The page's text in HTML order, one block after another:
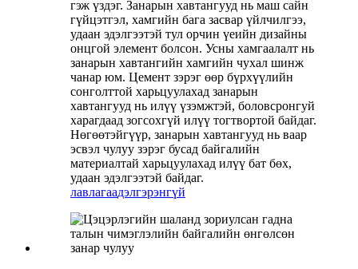
гэж үздэг. Занарын хавтангууд нь маш сайн
гүйцэтгэл, хамгийн бага засвар үйлчилгээ,
удаан эдэлгээтэй тул орчин үеийн дизайны
онцгой элемент болсон. Усны хамгаалалт нь
занарын хавтангийн хамгийн чухал шинж
чанар юм. Цемент зэрэг өөр бүрхүүлийн
сонголттой харьцуулахад занарын
хавтангууд нь илүү үзэмжтэй, боловсронгуй
харагдаад зогсохгүй илүү тогтвортой байдаг.
Нөгөөтэйгүүр, занарын хавтангууд нь ваар
эсвэл чулуу зэрэг бусад байгалийн
материалтай харьцуулахад илүү бат бөх,
удаан эдэлгээтэй байдаг.
лавлагаадэлгэрэнгүй